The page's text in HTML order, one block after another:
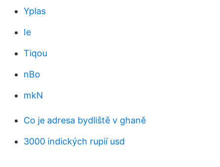
Yplas
Ie
Tiqou
nBo
mkN
Co je adresa bydliště v ghaně
3000 indických rupií usd